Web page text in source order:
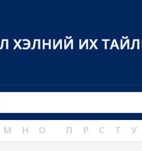
М Н О П Р С Т У